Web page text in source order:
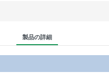
製品の詳細
紹